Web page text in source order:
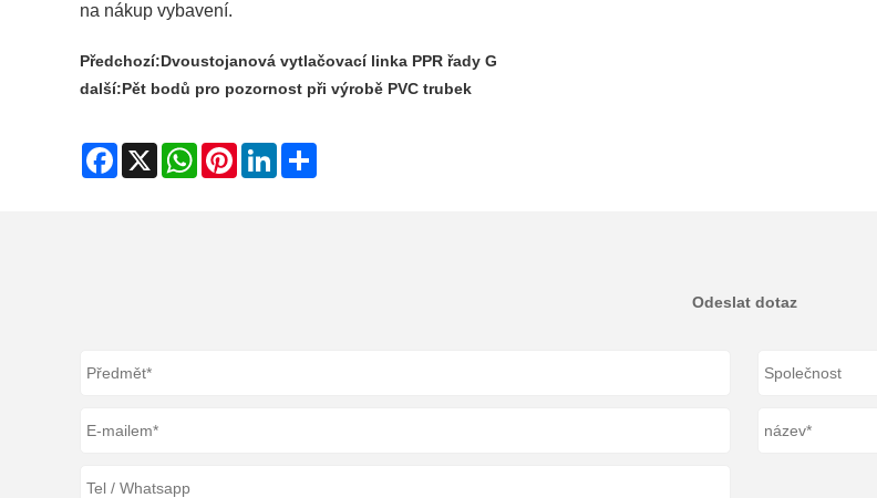
na nákup vybavení.
Předchozí:Dvoustojanová vytlačovací linka PPR řady G
další:Pět bodů pro pozornost při výrobě PVC trubek
Facebook
X WhatsAppPinterestLinkedIn
Odeslat dotaz